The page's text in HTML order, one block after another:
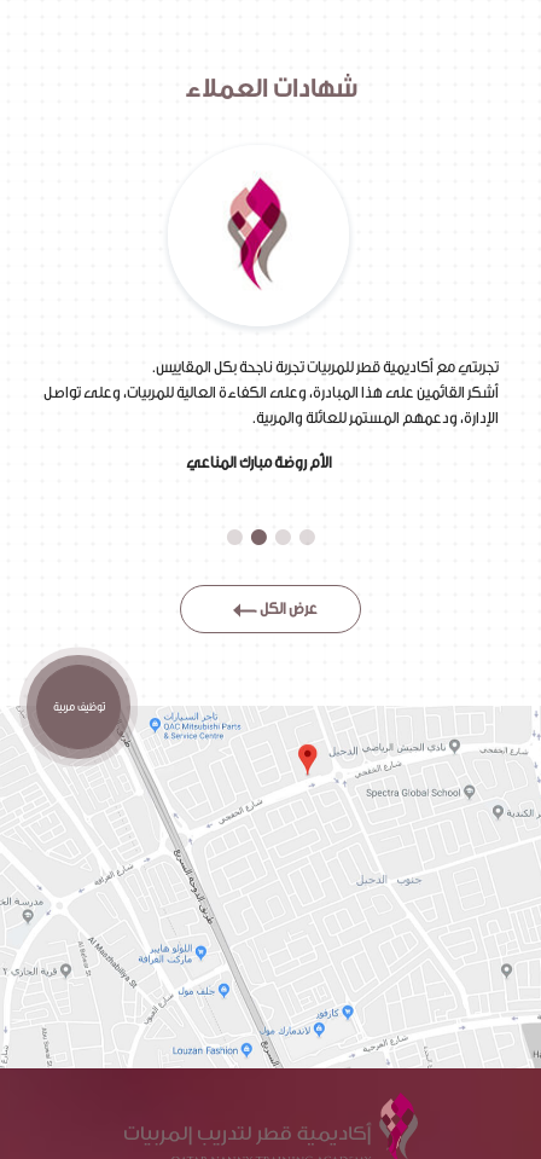
شهادات العملاء
تجربتي مع أكاديمية قطر للمربيات تجربة ناجحة بكل المقاييس.
أشكر القائمين على هذا المبادرة، وعلى الكفاءة العالية للمربيات، وعلى تواصل
الإدارة، ودعمهم المستمر للعائلة والمربية.
الأم روضة مبارك المناعي
عرض الكل
توظيف مربية